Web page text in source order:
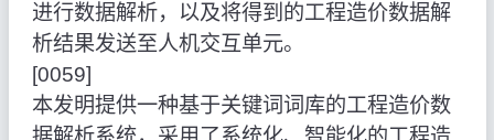
进行数据解析，以及将得到的工程造价数据解
析结果发送至人机交互单元。
[0059]
本发明提供一种基于关键词词库的工程造价数